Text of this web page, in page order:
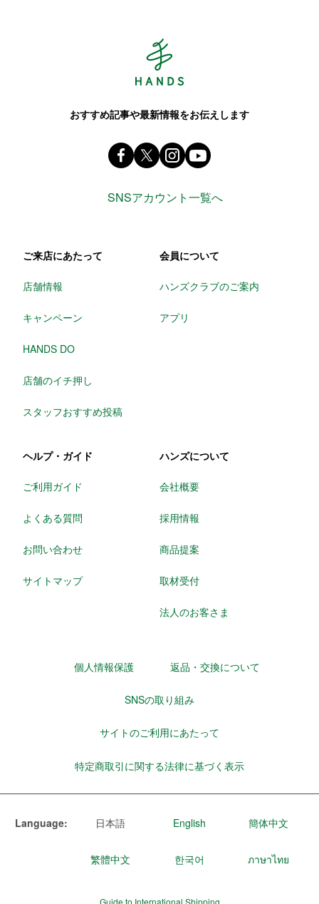
おすすめ記事や最新情報をお伝えします
Facebook ハンズ公式ファンページ
X(旧 twitter) @Hands_official_
instagram
SNSアカウント一覧へ
ご来店にあたって
店舗情報
キャンペーン
HANDS DO
店舗のイチ押し
スタッフおすすめ投稿
会員について
ハンズクラブのご案内
アプリ
ヘルプ・ガイド
ご利用ガイド
よくある質問
お問い合わせ
サイトマップ
ハンズについて
会社概要
採用情報
商品提案
取材受付
法人のお客さま
個人情報保護 返品・交換について
SNSの取り組み
サイトのご利用にあたって
特定商取引に関する法律に基づく表示
Language: 日本語 English 簡体中文
繁體中文 한국어 ภาษาไทย